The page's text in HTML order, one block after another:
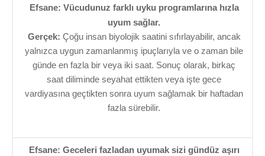
Efsane: Vücudunuz farklı uyku programlarına hızla
uyum sağlar.
Gerçek: Çoğu insan biyolojik saatini sıfırlayabilir, ancak
yalnızca uygun zamanlanmış ipuçlarıyla ve o zaman bile
günde en fazla bir veya iki saat. Sonuç olarak, birkaç
saat diliminde seyahat ettikten veya işte gece
vardiyasına geçtikten sonra uyum sağlamak bir haftadan
fazla sürebilir.
Efsane: Geceleri fazladan uyumak sizi gündüz aşırı